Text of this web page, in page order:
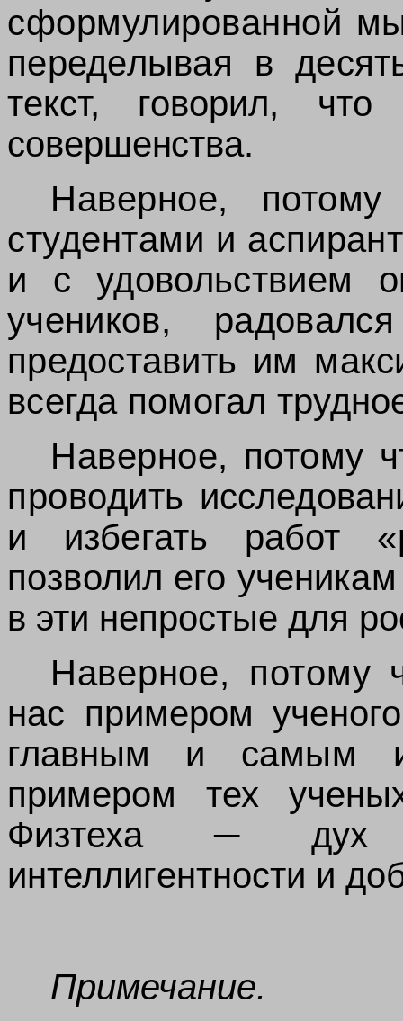
сформулированной
переделывая в
текст, говорил,
совершенства.
Наверное,
студентами и
и с удовольствием
учеников,
предоставить им
всегда помогал
Наверное, потому
проводить
и избегать работ
позволил его
в эти непростые для
Наверное, потому
нас примером
главным и самым
примером тех
Физтеха ─ дух
интеллигентности и
Примечание.